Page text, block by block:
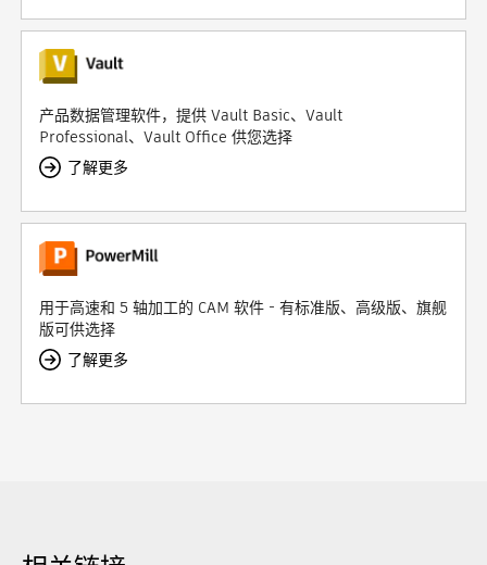
产品数据管理软件，提供 Vault Basic、Vault
Professional、Vault Office 供您选择
了解更多
用于高速和 5 轴加工的 CAM 软件 - 有标准版、高级版、旗舰
版可供选择
了解更多